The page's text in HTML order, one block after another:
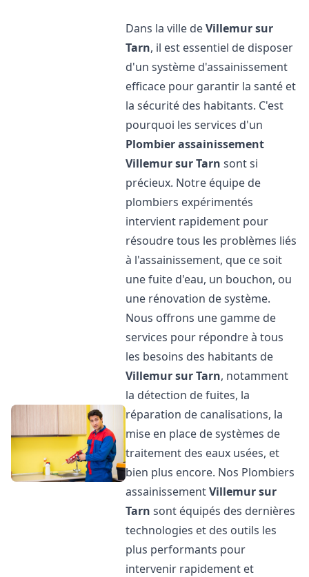
Dans la ville deVillemur sur
Tarn, il est essentiel de disposer
d'un système d'assainissement
efficace pour garantir la santé et
la sécurité des habitants. C'est
pourquoi les services d'un
Plombier assainissement
Villemur sur Tarn sont si
précieux. Notre équipe de
plombiers expérimentés
intervient rapidement pour
résoudre tous les problèmes liés
à l'assainissement, que ce soit
une fuite d'eau, un bouchon, ou
une rénovation de système.
Nous offrons une gamme de
services pour répondre à tous
les besoins des habitants de
Villemur sur Tarn, notamment
la détection de fuites, la
réparation de canalisations, la
mise en place de systèmes de
traitement des eaux usées, et
bien plus encore. Nos Plombiers
assainissementVillemur sur
Tarn sont équipés des dernières
technologies et des outils les
plus performants pour
intervenir rapidement et